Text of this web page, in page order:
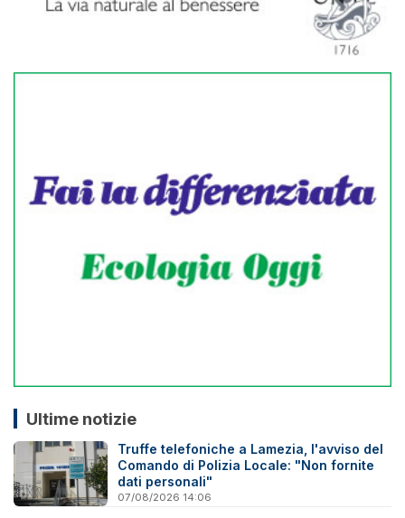
Ultime notizie
Truffe telefoniche a Lamezia, l'avviso del
Comando di Polizia Locale: "Non fornite
dati personali"
07/08/2026 14:06